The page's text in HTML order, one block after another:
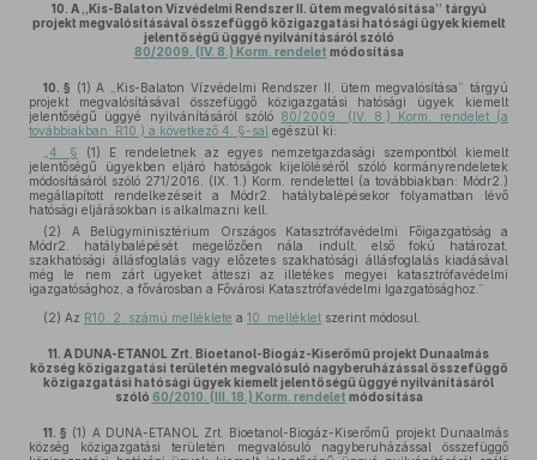
10. A „Kis-Balaton Vízvédelmi Rendszer II. ütem megvalósítása” tárgyú
projekt megvalósításával összefüggő közigazgatási hatósági ügyek kiemelt
jelentőségű üggyé nyilvánításáról szóló
80/2009. (IV. 8.) Korm. rendelet módosítása
10. § (1) A „Kis-Balaton Vízvédelmi Rendszer II. ütem megvalósítása” tárgyú
projekt megvalósításával összefüggő közigazgatási hatósági ügyek kiemelt
jelentőségű üggyé nyilvánításáról szóló 80/2009. (IV. 8.) Korm. rendelet (a
továbbiakban: R10.) a következő 4. §-sal egészül ki:
4. § (1) E rendeletnek az egyes nemzetgazdasági szempontból kiemelt
jelentőségű ügyekben eljáró hatóságok kijelöléséről szóló kormányrendeletek
módosításáról szóló 271/2016. (IX. 1.) Korm. rendelettel (a továbbiakban: Módr2.)
megállapított rendelkezéseit a Módr2. hatálybalépésekor folyamatban lévő
hatósági eljárásokban is alkalmazni kell.
(2) A Belügyminisztérium Országos Katasztrófavédelmi Főigazgatóság a
Módr2. hatálybalépését megelőzően nála indult, első fokú határozat,
szakhatósági állásfoglalás vagy előzetes szakhatósági állásfoglalás kiadásával
még le nem zárt ügyeket átteszi az illetékes megyei katasztrófavédelmi
igazgatósághoz, a fővárosban a Fővárosi Katasztrófavédelmi Igazgatósághoz.”
(2) Az R10. 2. számú melléklete a 10. melléklet szerint módosul.
11. A DUNA-ETANOL Zrt. Bioetanol-Biogáz-Kiserőmű projekt Dunaalmás
község közigazgatási területén megvalósuló nagyberuházással összefüggő
közigazgatási hatósági ügyek kiemelt jelentőségű üggyé nyilvánításáról
szóló 60/2010. (III. 18.) Korm. rendelet módosítása
11. § (1) A DUNA-ETANOL Zrt. Bioetanol-Biogáz-Kiserőmű projekt Dunaalmás
község közigazgatási területén megvalósuló nagyberuházással összefüggő